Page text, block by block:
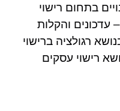
בתחום רישוי
עדכונים והקלות
רגולציה ברישוי
רישוי עסקים